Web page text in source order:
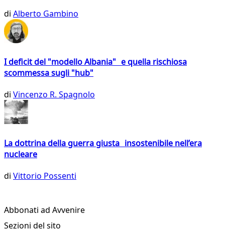
di Alberto Gambino
I deficit del "modello Albania" e quella rischiosa
scommessa sugli "hub"
di Vincenzo R. Spagnolo
La dottrina della guerra giusta insostenibile nell’era
nucleare
di Vittorio Possenti
Abbonati ad Avvenire
Sezioni del sito